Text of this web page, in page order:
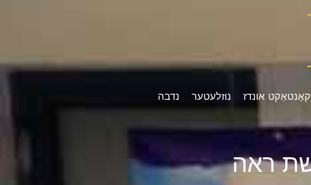
קאָנטאַקט אונדז נוזלעטער נדבה